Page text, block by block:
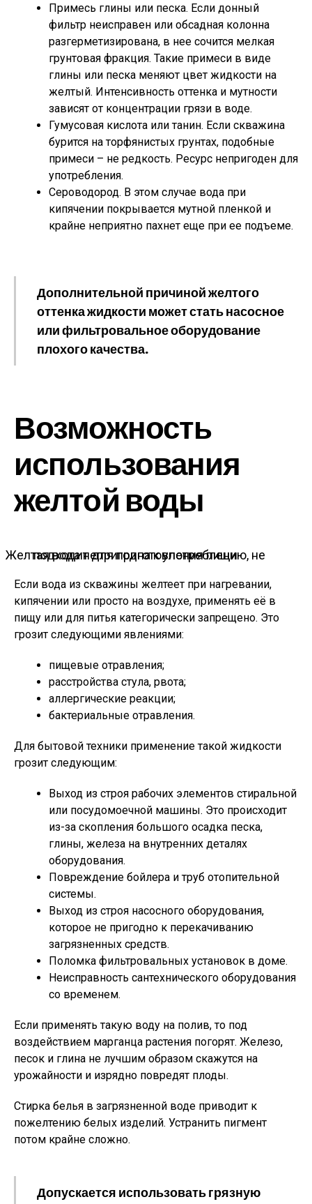
Примесь глины или песка. Если донный
фильтр неисправен или обсадная колонна
разгерметизирована, в нее сочится мелкая
грунтовая фракция. Такие примеси в виде
глины или песка меняют цвет жидкости на
желтый. Интенсивность оттенка и мутности
зависят от концентрации грязи в воде.
Гумусовая кислота или танин. Если скважина
бурится на торфянистых грунтах, подобные
примеси – не редкость. Ресурс непригоден для
употребления.
Сероводород. В этом случае вода при
кипячении покрывается мутной пленкой и
крайне неприятно пахнет еще при ее подъеме.
Дополнительной причиной желтого
оттенка жидкости может стать насосное
или фильтровальное оборудование
плохого качества.
Возможность
использования
желтой воды
Желтая вода непригодна к употреблению, не подходит для приготовления пищи
Если вода из скважины желтеет при нагревании,
кипячении или просто на воздухе, применять её в
пищу или для питья категорически запрещено. Это
грозит следующими явлениями:
пищевые отравления;
расстройства стула, рвота;
аллергические реакции;
бактериальные отравления.
Для бытовой техники применение такой жидкости
грозит следующим:
Выход из строя рабочих элементов стиральной
или посудомоечной машины. Это происходит
из-за скопления большого осадка песка,
глины, железа на внутренних деталях
оборудования.
Повреждение бойлера и труб отопительной
системы.
Выход из строя насосного оборудования,
которое не пригодно к перекачиванию
загрязненных средств.
Поломка фильтровальных установок в доме.
Неисправность сантехнического оборудования
со временем.
Если применять такую воду на полив, то под
воздействием марганца растения погорят. Железо,
песок и глина не лучшим образом скажутся на
урожайности и изрядно повредят плоды.
Стирка белья в загрязненной воде приводит к
пожелтению белых изделий. Устранить пигмент
потом крайне сложно.
Допускается использовать грязную